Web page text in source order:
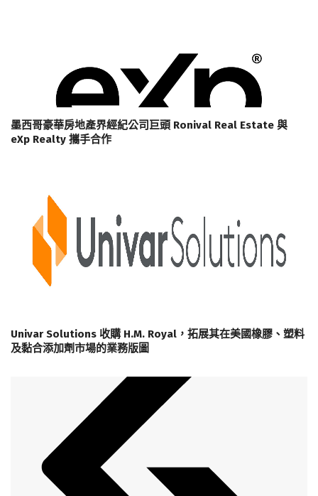
墨西哥豪華房地產界經紀公司巨頭 Ronival Real Estate 與
eXp Realty 攜手合作
Univar Solutions 收購 H.M. Royal，拓展其在美國橡膠、塑料
及黏合添加劑市場的業務版圖